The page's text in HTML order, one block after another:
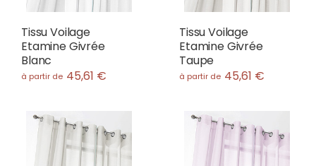
Tissu Voilage
Etamine Givrée
Blanc
à partir de 45,61 €
Tissu Voilage
Etamine Givrée
Taupe
à partir de 45,61 €